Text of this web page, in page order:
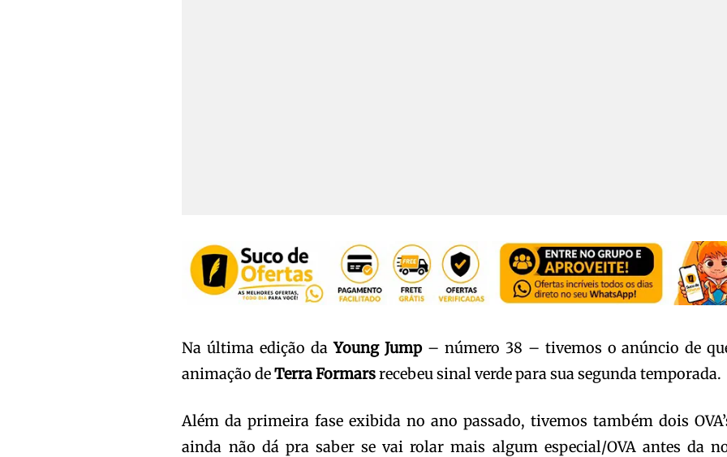
Na última edição daYoung Jump – número 38 – tivemos o anúncio de
animação deTerra Formarsrecebeu sinal verde para sua segunda temporada.
Além da primeira fase exibida no ano passado, tivemos também dois
ainda não dá pra saber se vai rolar mais algum especial/OVA antes da